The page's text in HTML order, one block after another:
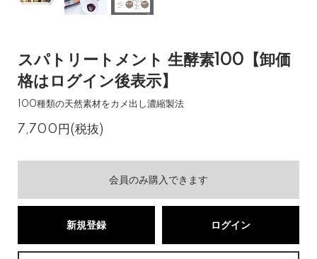
スパトリートメント 生酵素100【卸価
格はログイン後表示】
100種類の天然素材をカメ出し濃縮製法
7,700円(税抜)
会員のみ購入できます
新規登録 ログイン